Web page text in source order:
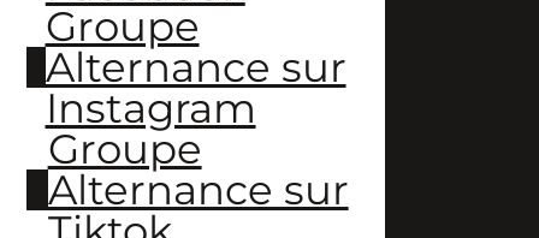
Groupe
Alternance sur
Instagram
Groupe
Alternance sur